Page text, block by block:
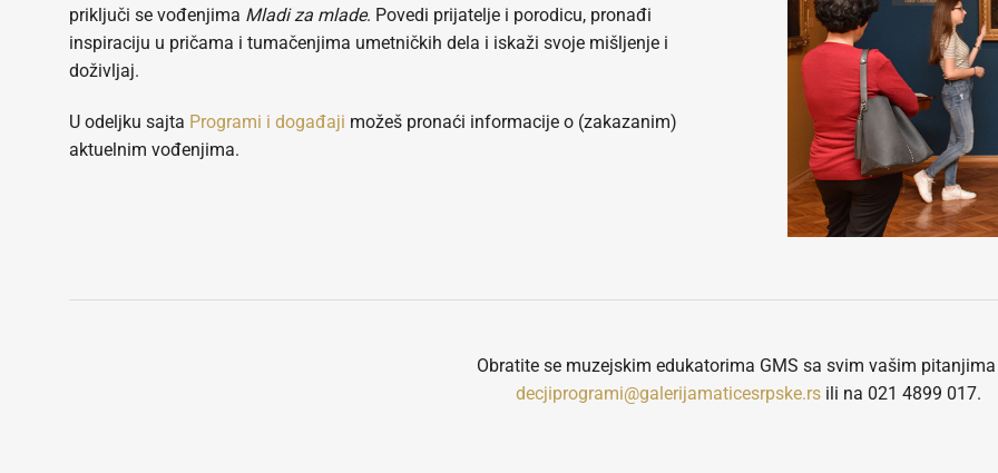
priključi se vođenjima Mladi za mlade. Povedi prijatelje i porodicu, pronađi
inspiraciju u pričama i tumačenjima umetničkih dela i iskaži svoje mišljenje i
doživljaj.
U odeljku sajta Programi i događaji možeš pronaći informacije o (zakazanim)
aktuelnim vođenjima.
Obratite se muzejskim edukatorima GMS sa svim vašim
decjiprogrami@galerijamaticesrpske.rsili na 021 4899 017.